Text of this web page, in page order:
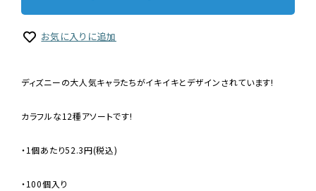
お気に入りに追加
ディズニーの大人気キャラたちがイキイキとデザインされています!
カラフルな12種アソートです!
・1個あたり52.3円(税込)
・100個入り